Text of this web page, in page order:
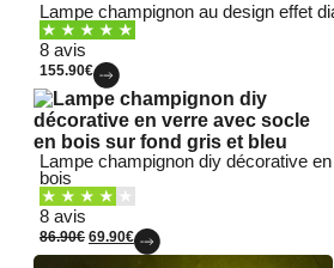
Lampe champignon au design effet
8 avis
155.90€
Lampe champignon diy décorative
bois
8 avis
86.90€ 69.90€